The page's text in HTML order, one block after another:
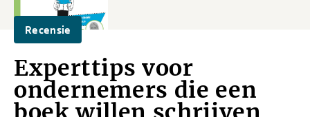
Recensie
Experttips voor
ondernemers die een